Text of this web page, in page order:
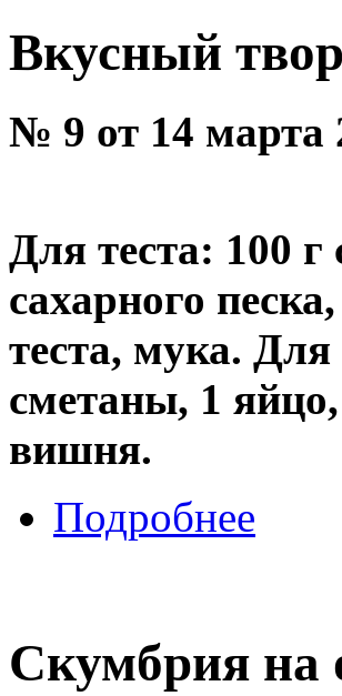
Вкусный
№ 9 от 14 марта
Для теста: 100
сахарного
теста, мука.
сметаны, 1
вишня.
Подробнее
Скумбрия на